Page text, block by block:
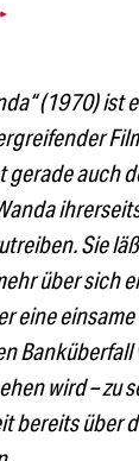
(1970) ist
gerade auch
Sie
über sich
eine einsame
wird – zu
bereits über